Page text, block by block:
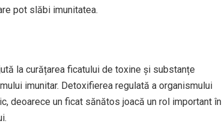
pot slăbi imunitatea.
la curățarea ficatului de toxine și substanțe
imunitar. Detoxifierea regulată a organismului
deoarece un ficat sănătos joacă un rol important în